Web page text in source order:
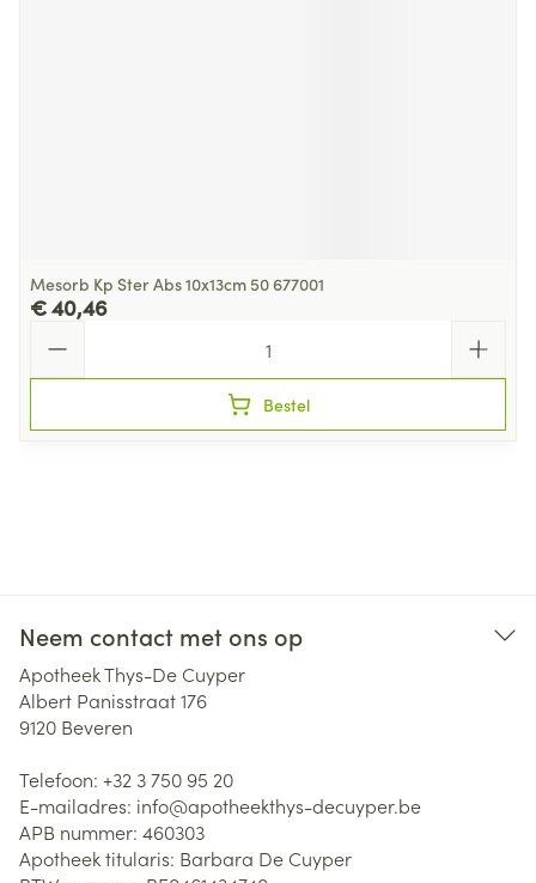
Mesorb Kp Ster Abs 10x13cm 50 677001
€ 40,46
Bestel
Neem contact met ons op
Apotheek Thys-De Cuyper
Albert Panisstraat 176
9120 Beveren
Telefoon: +32 3 750 95 20
E-mailadres: info@apotheekthys-decuyper.be
APB nummer: 460303
Apotheek titularis: Barbara De Cuyper